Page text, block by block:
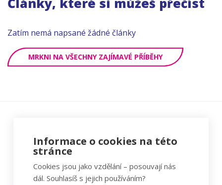
Zatím nemá napsané žádné články
MRKNI NA VŠECHNY ZAJÍMAVÉ PŘÍBĚHY
Informace o cookies na této
stránce
Cookies jsou jako vzdělání – posouvají nás
dál. Souhlasíš s jejich používáním?